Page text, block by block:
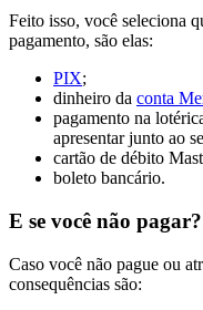
Feito isso, você seleciona
pagamento, são elas:
PIX;
dinheiro da conta
pagamento na
apresentar junto ao
cartão de débito
boleto bancário.
E se você não pagar?
Caso você não pague ou
consequências são: